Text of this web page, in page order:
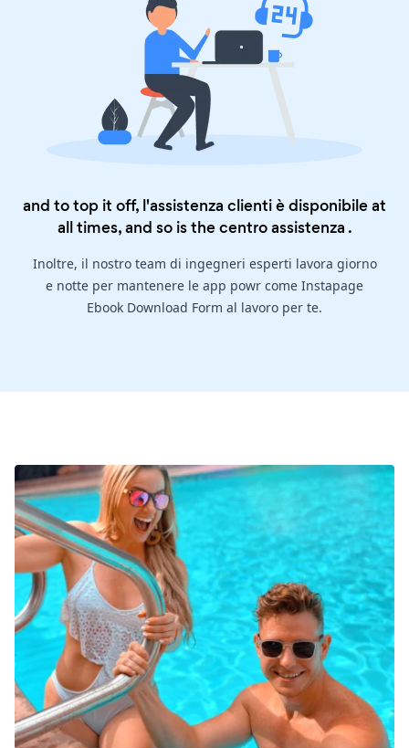
and to top it off, l'assistenza clienti è disponibile at
all times, and so is thecentro assistenza .
Inoltre, il nostro team di ingegneri esperti lavora giorno
e notte per mantenere le app powr come Instapage
Ebook Download Form al lavoro per te.